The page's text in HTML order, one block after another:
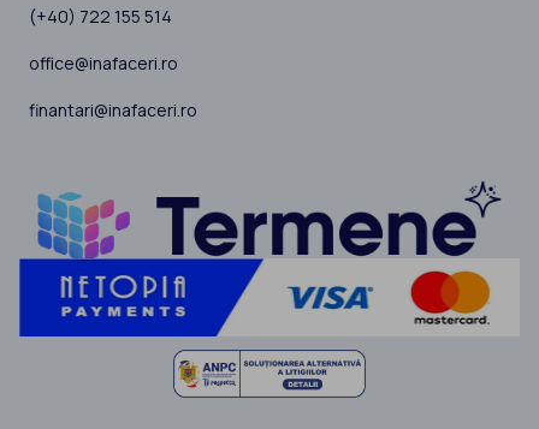
(+40) 722 155 514
office@inafaceri.ro
finantari@inafaceri.ro